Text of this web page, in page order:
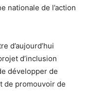
nationale de l’action
d’aujourd’hui
d’inclusion
développer de
de promouvoir de